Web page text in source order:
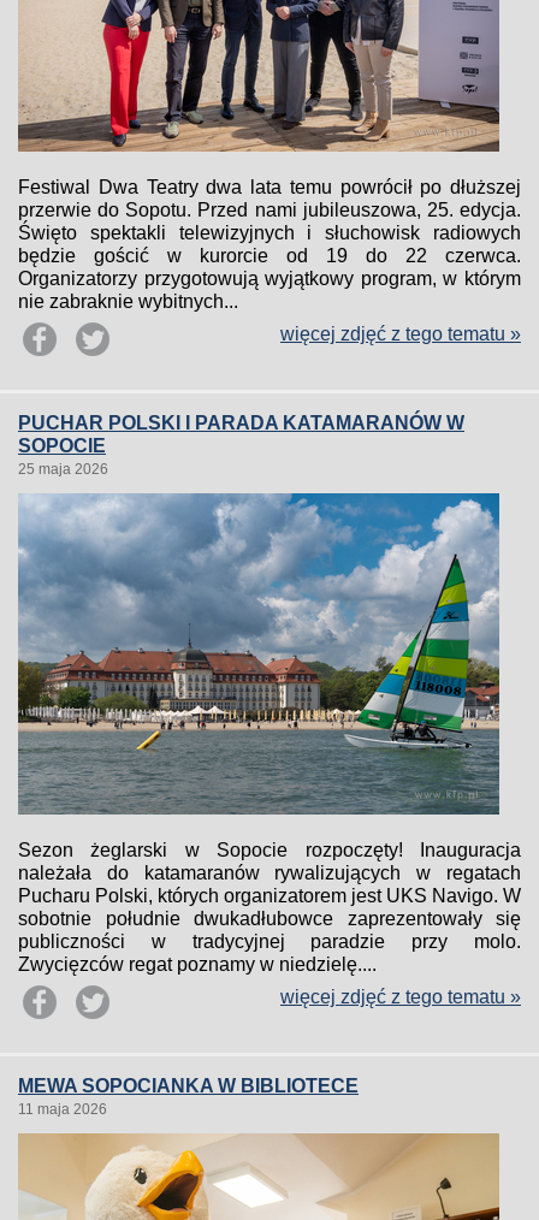
Festiwal Dwa Teatry dwa lata temu powrócił po dłuższej
przerwie do Sopotu. Przed nami jubileuszowa, 25. edycja.
Święto spektakli telewizyjnych i słuchowisk radiowych
będzie gościć w kurorcie od 19 do 22 czerwca.
Organizatorzy przygotowują wyjątkowy program, w którym
nie zabraknie wybitnych...
więcej zdjęć z tego tematu »
PUCHAR POLSKI I PARADA KATAMARANÓW W
SOPOCIE
25 maja 2026
Sezon żeglarski w Sopocie rozpoczęty! Inauguracja
należała do katamaranów rywalizujących w regatach
Pucharu Polski, których organizatorem jest UKS Navigo. W
sobotnie południe dwukadłubowce zaprezentowały się
publiczności w tradycyjnej paradzie przy molo.
Zwycięzców regat poznamy w niedzielę....
więcej zdjęć z tego tematu »
MEWA SOPOCIANKA W BIBLIOTECE
11 maja 2026